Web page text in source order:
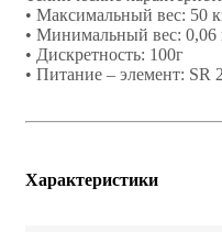
• Максимальный вес: 50
• Минимальный вес: 0,06
• Дискретность: 100г
• Питание – элемент: SR
Характеристики